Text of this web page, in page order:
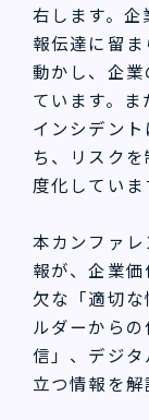
右します。
報伝達に留
動かし、企
ています。ま
インシデン
ち、リスク
度化していま
本カンファ
報が、企業
欠な「適切
ルダーから
信」、デジ
立つ情報を解